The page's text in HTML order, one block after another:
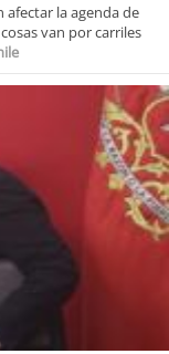
la agenda de
van por carriles